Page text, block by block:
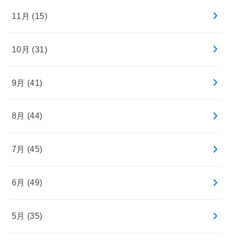
11月 (15)
10月 (31)
9月 (41)
8月 (44)
7月 (45)
6月 (49)
5月 (35)